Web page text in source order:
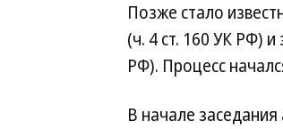
Позже стало
(ч. 4 ст. 160 УК РФ)
РФ). Процесс
В начале